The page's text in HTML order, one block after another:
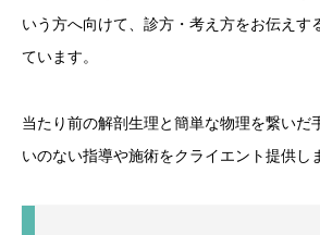
いう方へ向けて、診方・考え方をお伝えす
ています。
当たり前の解剖生理と簡単な物理を繋いだ
いのない指導や施術をクライエント提供し